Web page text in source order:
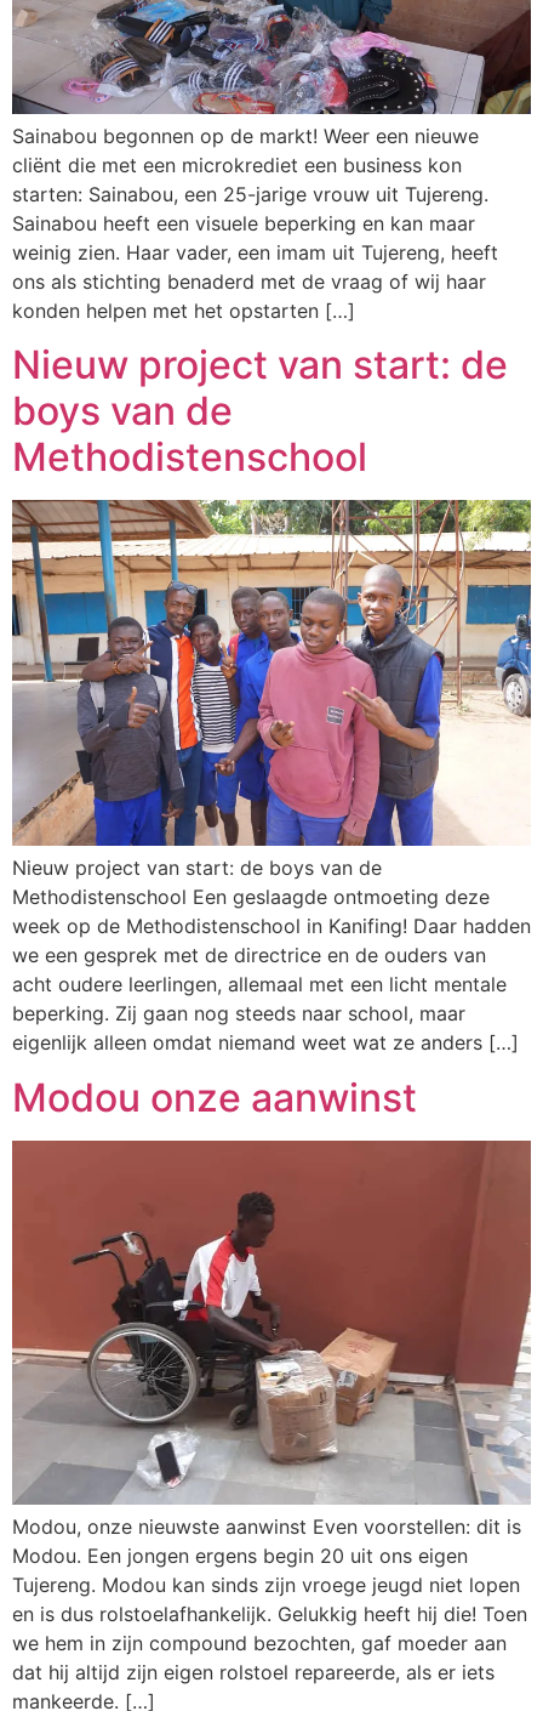
Sainabou begonnen op de markt! Weer een nieuwe
cliënt die met een microkrediet een business kon
starten: Sainabou, een 25-jarige vrouw uit Tujereng.
Sainabou heeft een visuele beperking en kan maar
weinig zien. Haar vader, een imam uit Tujereng, heeft
ons als stichting benaderd met de vraag of wij haar
konden helpen met het opstarten […]
Nieuw project van start: de
boys van de
Methodistenschool
Nieuw project van start: de boys van de
Methodistenschool Een geslaagde ontmoeting deze
week op de Methodistenschool in Kanifing! Daar hadden
we een gesprek met de directrice en de ouders van
acht oudere leerlingen, allemaal met een licht mentale
beperking. Zij gaan nog steeds naar school, maar
eigenlijk alleen omdat niemand weet wat ze anders […]
Modou onze aanwinst
Modou, onze nieuwste aanwinst Even voorstellen: dit is
Modou. Een jongen ergens begin 20 uit ons eigen
Tujereng. Modou kan sinds zijn vroege jeugd niet lopen
en is dus rolstoelafhankelijk. Gelukkig heeft hij die! Toen
we hem in zijn compound bezochten, gaf moeder aan
dat hij altijd zijn eigen rolstoel repareerde, als er iets
mankeerde. […]